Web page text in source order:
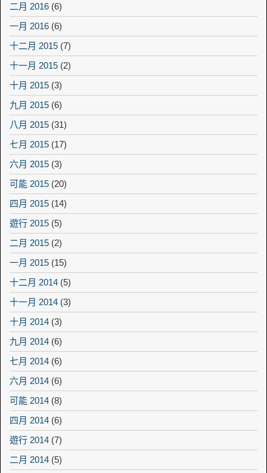
二月 2016 (6)
一月 2016 (6)
十二月 2015 (7)
十一月 2015 (2)
十月 2015 (3)
九月 2015 (6)
八月 2015 (31)
七月 2015 (17)
六月 2015 (3)
可能 2015 (20)
四月 2015 (14)
遊行 2015 (5)
二月 2015 (2)
一月 2015 (15)
十二月 2014 (5)
十一月 2014 (3)
十月 2014 (3)
九月 2014 (6)
七月 2014 (6)
六月 2014 (6)
可能 2014 (8)
四月 2014 (6)
遊行 2014 (7)
二月 2014 (5)